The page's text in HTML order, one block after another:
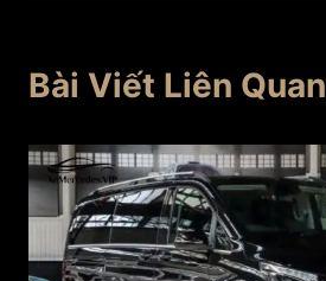
Bài Viết Liên Quan